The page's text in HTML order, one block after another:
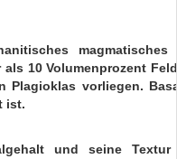
10 Volumenprozent
Plagioklas vorliegen.
ist.
und seine